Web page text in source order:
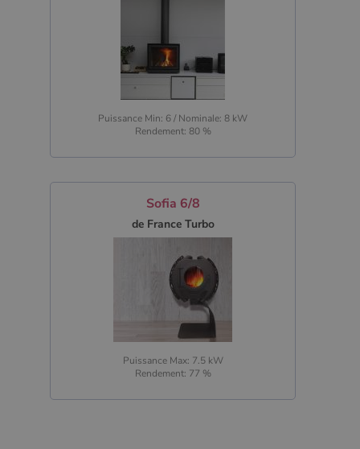
Puissance Min: 6 / Nominale: 8 kW
Rendement: 80 %
Sofia 6/8
de France Turbo
Puissance Max: 7.5 kW
Rendement: 77 %